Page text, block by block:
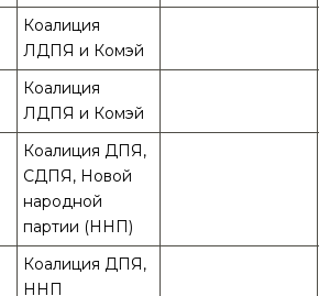
Коалиция
ЛДПЯ и Комэй
Коалиция
ЛДПЯ и Комэй
Коалиция ДПЯ,
СДПЯ, Новой
народной
партии (ННП)
Коалиция ДПЯ,
ННП